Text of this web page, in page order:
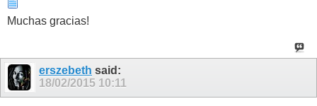
Muchas gracias!
erszebeth said:
18/02/2015 10:11